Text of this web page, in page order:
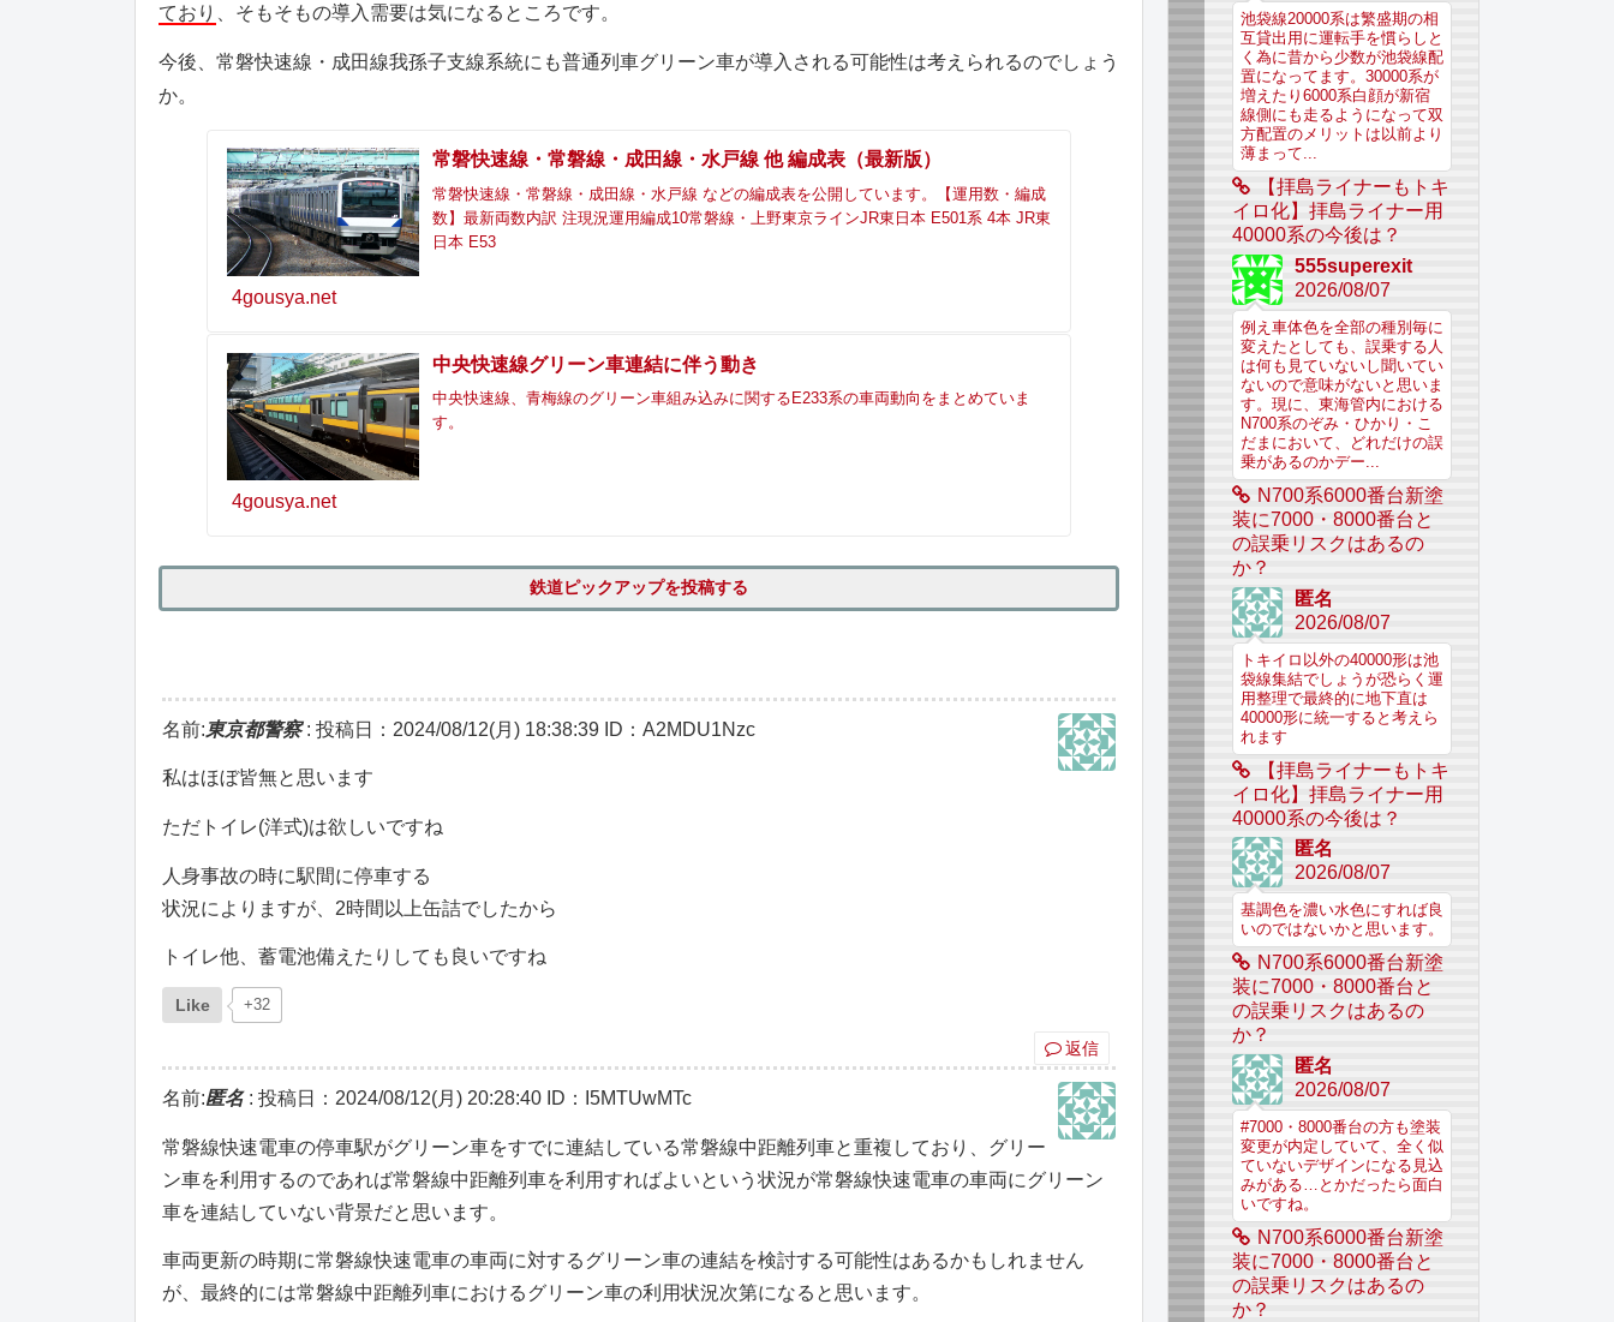
ており
、そもそもの導入需要は気になるところです。
今後、常磐快速線・成田線我孫子支線系統にも普通列車グリーン車が導入される可能性は考えられるのでしょう
か。
常磐快速線・常磐線・成田線・水戸線 他 編成表（最新版）
常磐快速線・常磐線・成田線・水戸線 などの編成表を公開しています。【運用数・編成
数】最新両数内訳 注現況運用編成10常磐線・上野東京ラインJR東日本 E501系 4本 JR東
日本 E53
4gousya.net
中央快速線グリーン車連結に伴う動き
中央快速線、青梅線のグリーン車組み込みに関するE233系の車両動向をまとめていま
す。
4gousya.net
鉄道ピックアップを投稿する
名前:東京都警察: 投稿日：2024/08/12(月) 18:38:39 ID：A2MDU1Nzc
私はほぼ皆無と思います
ただトイレ(洋式)は欲しいですね
人身事故の時に駅間に停車する
状況によりますが、2時間以上缶詰でしたから
トイレ他、蓄電池備えたりしても良いですね
Like +32
返信
名前:匿名: 投稿日：2024/08/12(月) 20:28:40 ID：I5MTUwMTc
常磐線快速電車の停車駅がグリーン車をすでに連結している常磐線中距離列車と重複しており、グリー
ン車を利用するのであれば常磐線中距離列車を利用すればよいという状況が常磐線快速電車の車両にグリーン
車を連結していない背景だと思います。
車両更新の時期に常磐線快速電車の車両に対するグリーン車の連結を検討する可能性はあるかもしれません
が、最終的には常磐線中距離列車におけるグリーン車の利用状況次第になると思います。
池袋線20000系は繁盛期の相
互貸出用に運転手を慣らしと
く為に昔から少数が池袋線配
置になってます。30000系が
増えたり6000系白顔が新宿
線側にも走るようになって双
方配置のメリットは以前より
薄まって...
【拝島ライナーもトキ
イロ化】拝島ライナー用
40000系の今後は？
555superexit
2026/08/07
例え車体色を全部の種別毎に
変えたとしても、誤乗する人
は何も見ていないし聞いてい
ないので意味がないと思いま
す。現に、東海管内における
N700系のぞみ・ひかり・こ
だまにおいて、どれだけの誤
乗があるのかデー...
N700系6000番台新塗
装に7000・8000番台と
の誤乗リスクはあるの
か？
匿名
2026/08/07
トキイロ以外の40000形は池
袋線集結でしょうが恐らく運
用整理で最終的に地下直は
40000形に統一すると考えら
れます
【拝島ライナーもトキ
イロ化】拝島ライナー用
40000系の今後は？
匿名
2026/08/07
基調色を濃い水色にすれば良
いのではないかと思います。
N700系6000番台新塗
装に7000・8000番台と
の誤乗リスクはあるの
か？
匿名
2026/08/07
#7000・8000番台の方も塗装
変更が内定していて、全く似
ていないデザインになる見込
みがある…とかだったら面白
いですね。
N700系6000番台新塗
装に7000・8000番台と
の誤乗リスクはあるの
か？